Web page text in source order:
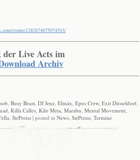
events/1282874075074543/
Live Acts im
Archiv
, Busy Beast, DJ Jenz, Elmäx, Epos Crew, Exit Düsseldorf,
, Killa Calles, Kilo Meta, Marabu, Mental Movement,
, SirPreiss| posted in News, SirPreiss, Termine